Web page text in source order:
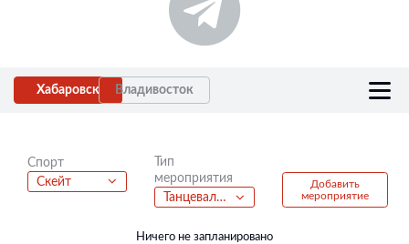
Хабаровск Владивосток
Спорт
Скейт
Тип
мероприятия
Танцевальные батлы
Добавить
мероприятие
Ничего не запланировано